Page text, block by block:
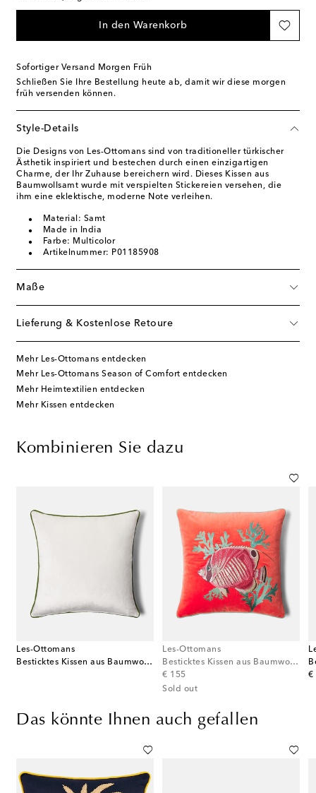
In den Warenkorb
Sofortiger Versand Morgen Früh
Schließen Sie Ihre Bestellung heute ab, damit wir diese morgen
früh versenden können.
Style-Details
Die Designs von Les-Ottomans sind von traditioneller türkischer
Ästhetik inspiriert und bestechen durch einen einzigartigen
Charme, der Ihr Zuhause bereichern wird. Dieses Kissen aus
Baumwollsamt wurde mit verspielten Stickereien versehen, die
ihm eine eklektische, moderne Note verleihen.
Material: Samt
Made in India
Farbe: Multicolor
Artikelnummer: P01185908
Maße
Lieferung & Kostenlose Retoure
Mehr Les-Ottomans entdecken
Mehr Les-Ottomans Season of Comfort entdecken
Mehr Heimtextilien entdecken
Mehr Kissen entdecken
Kombinieren Sie dazu
Les-Ottomans
Besticktes Kissen aus Baumwollsamt
Les-Ottomans
Besticktes Kissen aus Baumwollsamt
€ 155
original price
Sold out
€
Das könnte Ihnen auch gefallen